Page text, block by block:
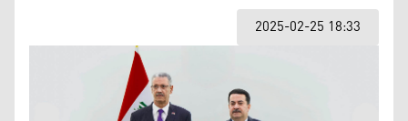
2025-02-25 18:33